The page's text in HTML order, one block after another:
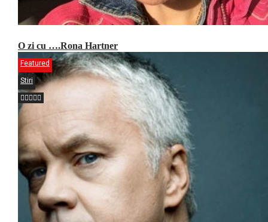
O zi cu ….Rona Hartner
Featured
Stiri